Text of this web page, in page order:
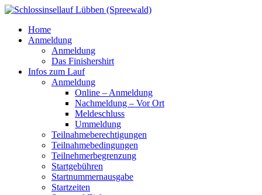
Home
Anmeldung
Anmeldung
Das Finishershirt
Infos zum Lauf
Anmeldung
Online – Anmeldung
Nachmeldung – Vor Ort
Meldeschluss
Ummeldung
Teilnahmeberechtigungen
Teilnahmebedingungen
Teilnehmerbegrenzung
Startgebühren
Startnummernausgabe
Startzeiten